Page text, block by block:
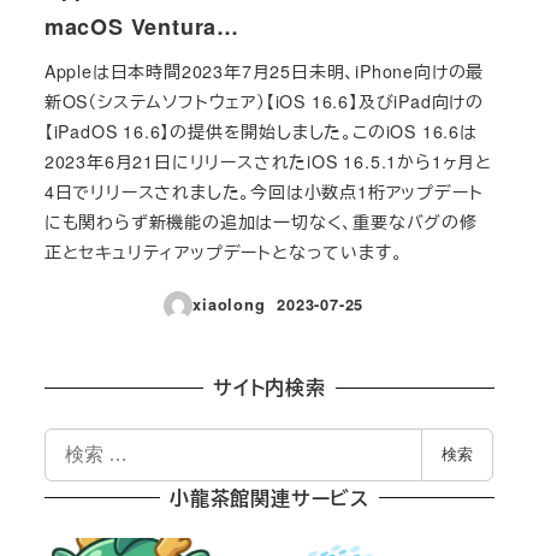
macOS Ventura…
Appleは日本時間2023年7月25日未明、iPhone向けの最
新OS（システムソフトウェア）【iOS 16.6】及びiPad向けの
【iPadOS 16.6】の提供を開始しました。このiOS 16.6は
2023年6月21日にリリースされたiOS 16.5.1から1ヶ月と
4日でリリースされました。今回は小数点1桁アップデート
にも関わらず新機能の追加は一切なく、重要なバグの修
正とセキュリティアップデートとなっています。
xiaolong
投稿日
2023-07-25
サイト内検索
検
索
検索
小龍茶館関連サービス